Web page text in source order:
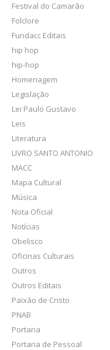
Festival do Camarão
Folclore
Fundacc Editais
hip hop
hip-hop
Homenagem
Legislação
Lei Paulo Gustavo
Leis
Literatura
LIVRO SANTO ANTONIO
MACC
Mapa Cultural
Música
Nota Oficial
Notícias
Obelisco
Oficinas Culturais
Outros
Outros Editais
Paixão de Cristo
PNAB
Portaria
Portaria de Pessoal